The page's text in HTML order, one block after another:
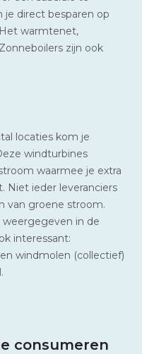
je direct besparen op
warmtenet,
zijn ook
locaties kom je
windturbines
waarmee je extra
Niet ieder leveranciers
van groene stroom.
in de
interessant:
windmolen (collectief)
consumeren